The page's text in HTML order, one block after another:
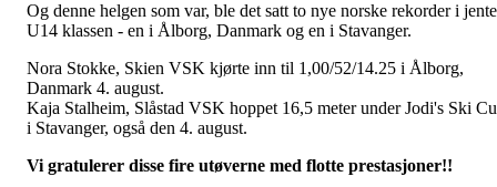
Og denne helgen som var, ble det satt to nye norske rekorder i
U14 klassen - en i Ålborg, Danmark og en i Stavanger.
Nora Stokke, Skien VSK kjørte inn til 1,00/52/14.25 i Ålborg,
Danmark 4. august.
Kaja Stalheim, Slåstad VSK hoppet 16,5 meter under Jodi's Ski
i Stavanger, også den 4. august.
Vi gratulerer disse fire utøverne med flotte prestasjoner!!